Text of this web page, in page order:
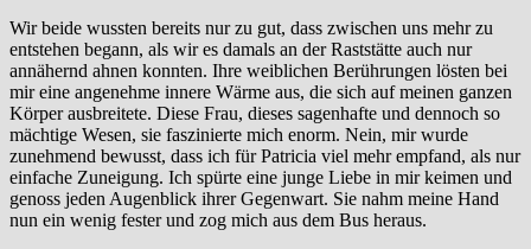
Wir beide wussten bereits nur zu gut, dass zwischen uns mehr zu
entstehen begann, als wir es damals an der Raststätte auch nur
annähernd ahnen konnten. Ihre weiblichen Berührungen lösten bei
mir eine angenehme innere Wärme aus, die sich auf meinen ganzen
Körper ausbreitete. Diese Frau, dieses sagenhafte und dennoch so
mächtige Wesen, sie faszinierte mich enorm. Nein, mir wurde
zunehmend bewusst, dass ich für Patricia viel mehr empfand, als nur
einfache Zuneigung. Ich spürte eine junge Liebe in mir keimen und
genoss jeden Augenblick ihrer Gegenwart. Sie nahm meine Hand
nun ein wenig fester und zog mich aus dem Bus heraus.